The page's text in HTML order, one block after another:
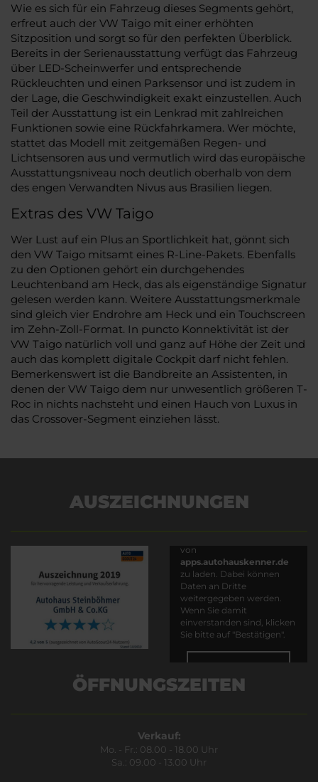
Wie es sich für ein Fahrzeug dieses Segments gehört,
erfreut auch der VW Taigo mit einer erhöhten
Sitzposition und sorgt so für den perfekten Überblick.
Bereits in der Serienausstattung verfügt das Fahrzeug
über LED-Scheinwerfer und entsprechende
Rückleuchten und einen Parksensor und ist zudem in
der Lage, die Geschwindigkeit exakt einzustellen. Auch
Teil der Ausstattung ist ein Lenkrad mit zahlreichen
Funktionen sowie eine Rückfahrkamera. Wer möchte,
stattet das Modell mit zeitgemäßen Regen- und
Lichtsensoren aus und vermutlich wird das europäische
Ausstattungsniveau noch deutlich oberhalb von dem
des engen Verwandten Nivus aus Brasilien liegen.
Extras des VW Taigo
Wer Lust auf ein Plus an Sportlichkeit hat, gönnt sich
den VW Taigo mitsamt eines R-Line-Pakets. Ebenfalls
zu den Optionen gehört ein durchgehendes
Leuchtenband am Heck, das als eigenständige Signatur
gelesen werden kann. Weitere Ausstattungsmerkmale
sind gleich vier Endrohre am Heck und ein Touchscreen
im Zehn-Zoll-Format. In puncto Konnektivität ist der
VW Taigo natürlich voll und ganz auf Höhe der Zeit und
auch das komplett digitale Cockpit darf nicht fehlen.
Bemerkenswert ist die Bandbreite an Assistenten, in
denen der VW Taigo dem nur unwesentlich größeren T-
Roc in nichts nachsteht und einen Hauch von Luxus in
das Crossover-Segment einziehen lässt.
AUSZEICHNUNGEN
von
apps.autohauskenner.de
zu laden. Dabei können
Daten an Dritte
weitergegeben werden.
Wenn Sie damit
einverstanden sind, klicken
Sie bitte auf "Bestätigen".
ÖFFNUNGSZEITEN
Verkauf:
Mo. - Fr.: 08.00 - 18.00 Uhr
Sa.: 09.00 - 13.00 Uhr